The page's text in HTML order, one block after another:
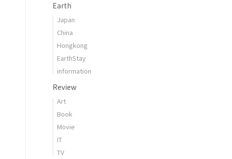
Earth
Japan
China
Hongkong
EarthStay
information
Review
Art
Book
Movie
IT
TV